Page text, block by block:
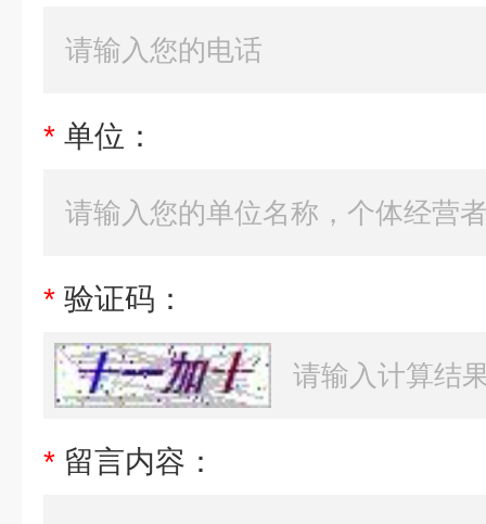
* 单位：
* 验证码：
* 留言内容：